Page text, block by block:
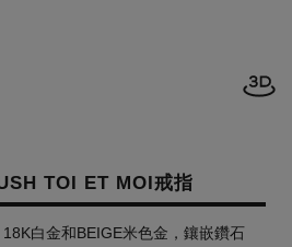
開
TOI ET MOI戒指
白金和BEIGE米色金，鑲嵌鑽石